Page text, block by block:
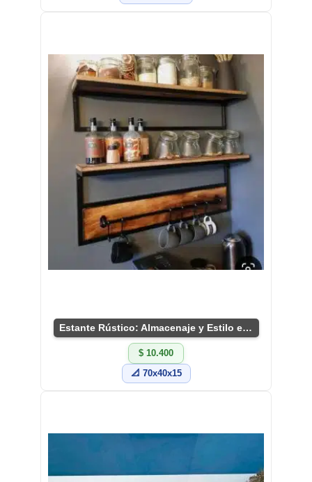
Estante Rústico: Almacenaje y Estilo en Tu Cocina
$ 10.400
📐 70x40x15